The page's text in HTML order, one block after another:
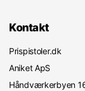
Kontakt
Prispistoler.dk
Aniket ApS
Håndværkerbyen